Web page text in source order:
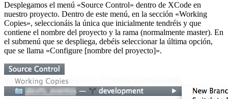
Desplegamos el menú «Source Control» dentro de XCode en
nuestro proyecto. Dentro de este menú, en la sección «Working
Copies», seleccionáis la única que inicialmente tendréis y que
contiene el nombre del proyecto y la rama (normalmente master). En
el submenú que se despliega, debéis seleccionar la última opción,
que se llama «Configure [nombre del proyecto]».